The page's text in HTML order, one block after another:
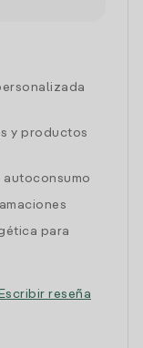
y productos
autoconsumo
para
Escribir reseña